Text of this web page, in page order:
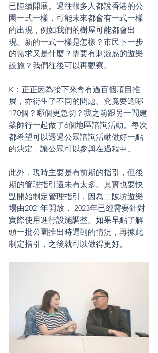
已陸續開展。過往很多人都說香港的公
園一式一樣，可能未來都會有一式一樣
的出現，例如我們的樹屋可能都會出
現。新的一式一樣是怎樣？市民下一步
的需求又是什麼？需要有刺激感的遊樂
設施？我們往後可以再觀察。
K：正正因為接下來會有過百個項目推
展，亦衍生了不同的問題。究竟要選哪
170個？哪個更急切？我之前跟另一間建
築師行一起做了6個地區諮詢活動。每次
都希望可以透過公眾諮詢活動做好一點
的決定，讓公眾可以參與在過程中。
此外，現時主要是有前期的指引，但後
期的管理指引還未有太多。其實也要快
點開始制定管理指引，因為二陂坊遊樂
場由2021年開放， 2023年已經需要針對
實際使用進行設施調整。如果早點了解
頭一批公園推出時遇到的情況，再據此
制定指引，之後就可以做得更好。